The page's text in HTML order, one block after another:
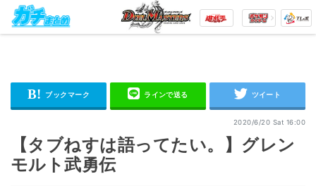
2020/6/20 Sat 16:00
【タブねすは語ってたい。】グレン
モルト武勇伝